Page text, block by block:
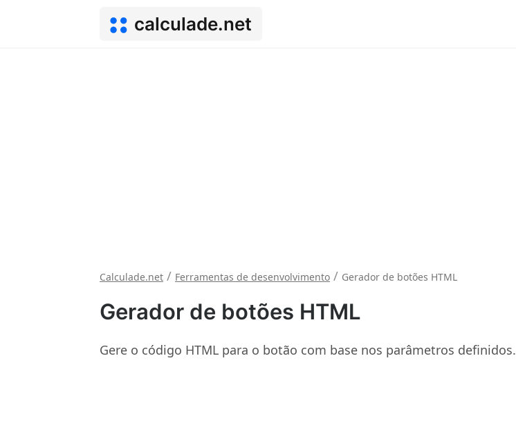
calculade.net
Calculade.net / Ferramentas de desenvolvimento / Gerador de botões HTML
Gerador de botões HTML
Gere o código HTML para o botão com base nos parâmetros definidos.